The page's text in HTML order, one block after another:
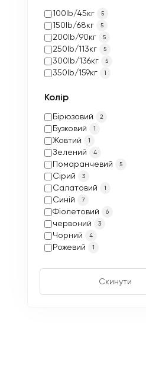
100lb/45кг 5
150lb/68кг 5
200lb/90кг 5
250lb/113кг 5
300lb/136кг 5
350lb/159кг 1
Колір
Бірюзовий 2
Бузковий 1
Жовтий 1
Зелений 4
Помаранчевий 5
Сірий 3
Салатовий 1
Синій 7
Фіолетовий 6
червоний 3
Чорний 4
Рожевий 1
Скинути